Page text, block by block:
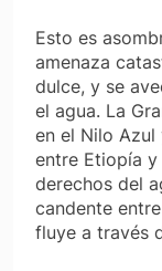
Esto es
amenaza
dulce, y se
el agua. La
en el Nilo
entre Etiopía
derechos del
candente
fluye a través